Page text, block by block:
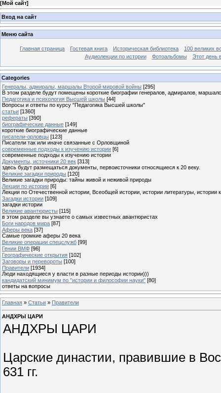
[Мой сайт]
Вход на сайт
Меню сайта
Главная страница Гостевая книга Историческая библиотека
100 великих
Аудиолекции по истории
Фотоальбомы Этот день
Categories
Генералы, адмиралы, маршалы Второй мировой войны [295]
В этом разделе будут помещены короткие биографии генералов, адмиралов,
Педагогика и психология Высшей школы [44]
Вопросы и ответы по курсу "Педагогика Высшей школы"
статьи [1360]
рефераты [390]
биографические данные [149]
короткие биографические данные
писатели-орловцы [123]
Писатели так или иначе связанные с Орловщиной
современные подходы к изучению истории [6]
современные подходы к изучению истории
Документы, источники 20 век [313]
здесь будут размещаться документы, первоисточники относящиеся к 20 веку.
Великие загадки природы [120]
Великие загадки природы: тайны живой и неживой природы
Лекции по истории [6]
Лекции по Отечественной истории, Всеобщей истории, истории литературы, истории
Загадки истории [109]
загадки истории
Великие авантюристы [115]
в этом разделе вы узнаете о самых известных авантюристах
Боги народов мира [87]
Аферы века [37]
Самые громкие аферы 20 века
Великие операции спецслужб [99]
Гении ВМФ [96]
Географические открытия [102]
Заговоры и перевороты [100]
Правители [1934]
Люди находящиеся у власти в разные периоды истории)))
кандидатский минимум по "истории и философии науки" [80]
ответы на вопросы
Главная » Статьи » Правители
АНДХРЫ ЦАРИ
АНДХРЫ ЦАРИ
Царские династии, правившие в
631 гг.